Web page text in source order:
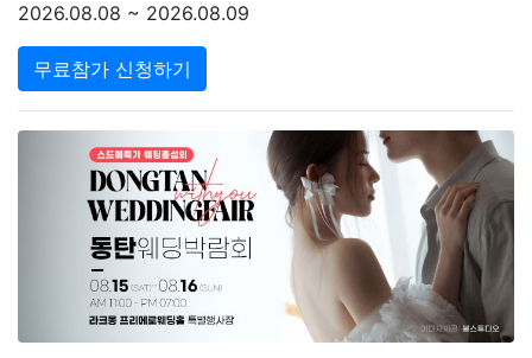
2026.08.08 ~ 2026.08.09
무료참가 신청하기